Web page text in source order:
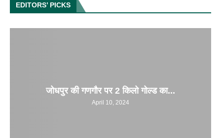
EDITORS’ PICKS
जोधपुर की गणगौर पर 2 किलो गोल्ड का...
April 10, 2024